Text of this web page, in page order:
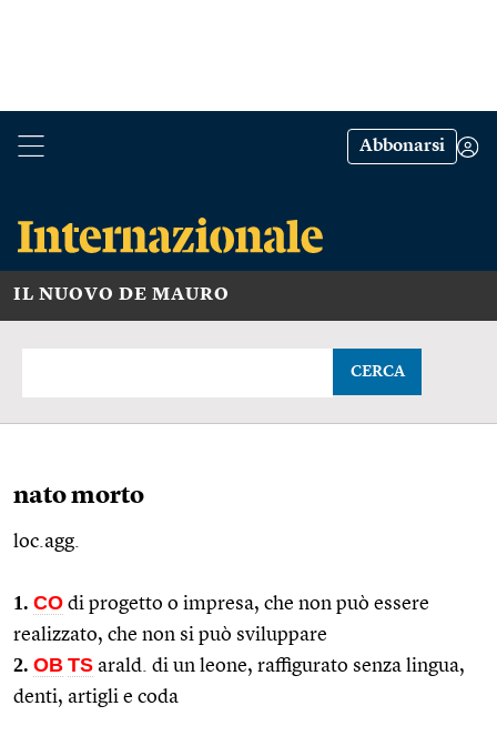
Abbonarsi
IL NUOVO DE MAURO
CERCA
nato morto
loc.agg.
1. CO di progetto o impresa, che non può essere
realizzato, che non si può sviluppare
2. OB TS arald.
di un leone, raffigurato senza lingua,
denti, artigli e coda